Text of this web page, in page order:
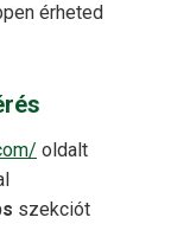
érheted
oldalt
szekciót